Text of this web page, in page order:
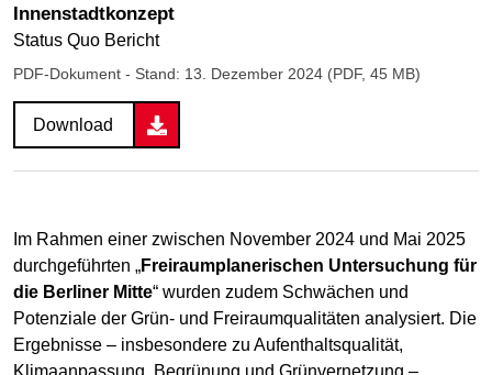
Innenstadtkonzept
Status Quo Bericht
PDF-Dokument - Stand: 13. Dezember 2024 (PDF, 45 MB)
Download
Im Rahmen einer zwischen November 2024 und Mai 2025
durchgeführten „Freiraumplanerischen Untersuchung für
die Berliner Mitte“ wurden zudem Schwächen und
Potenziale der Grün- und Freiraumqualitäten analysiert. Die
Ergebnisse – insbesondere zu Aufenthaltsqualität,